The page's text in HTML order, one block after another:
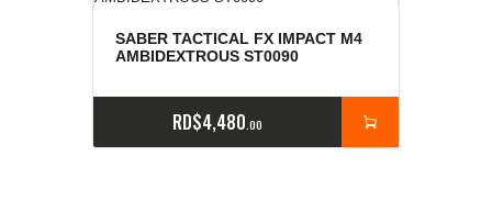
SABER TACTICAL FX IMPACT M4
AMBIDEXTROUS ST0090
RD$4,480 00